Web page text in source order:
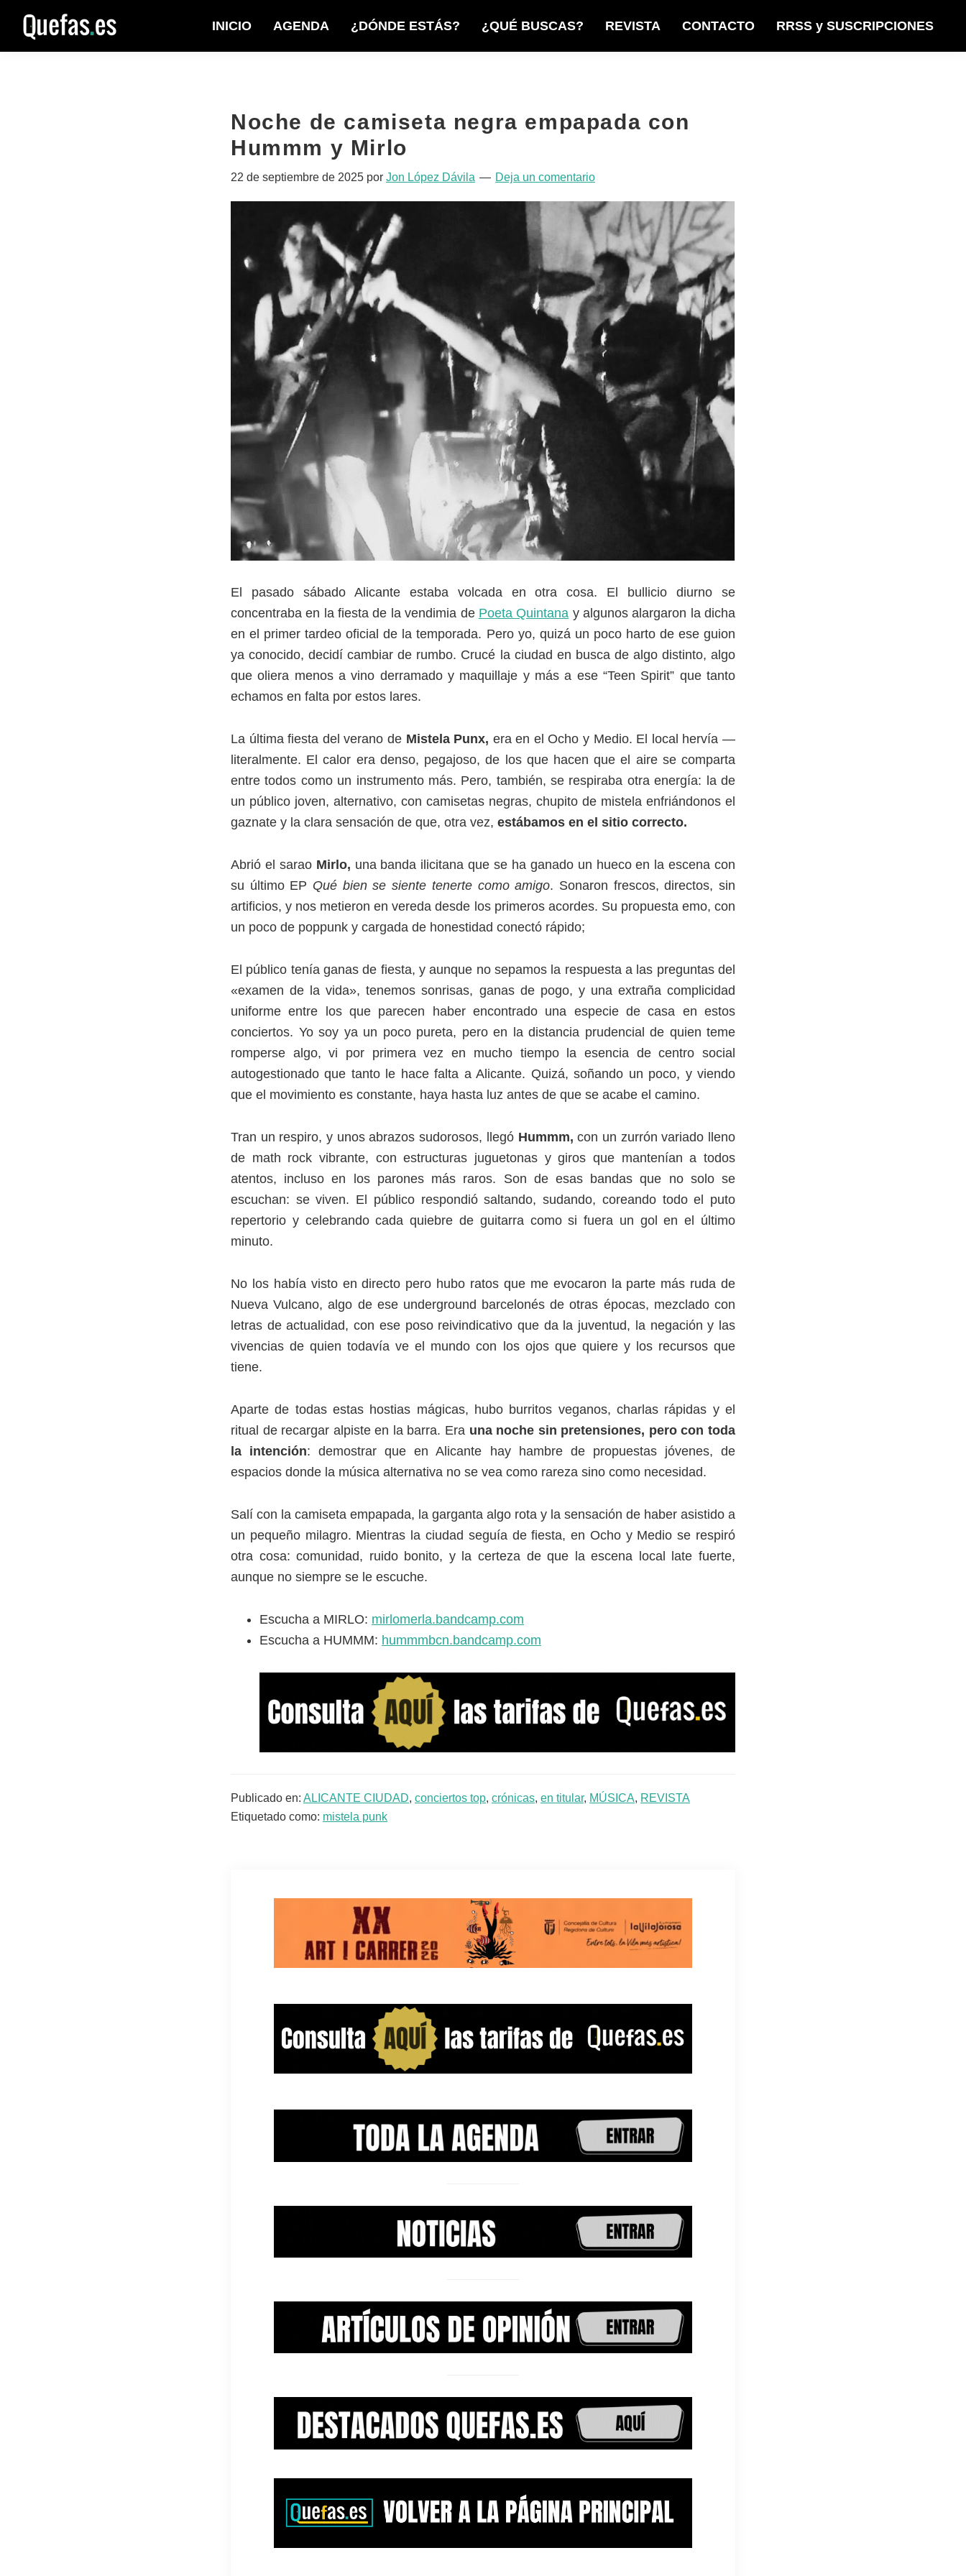
la
contenido
Quefas
INICIO AGENDA ¿DÓNDE ESTÁS? ¿QUÉ BUSCAS? REVISTA CONTACTO RRSS y SUSCRIPCIONES
Noche de camiseta negra empapada con
Hummm y Mirlo
22 de septiembre de 2025 por Jon López Dávila Deja un comentario
El pasado sábado Alicante estaba volcada en otra cosa. El bullicio diurno se
concentraba en la fiesta de la vendimia de Poeta Quintana y algunos alargaron la dicha
en el primer tardeo oficial de la temporada. Pero yo, quizá un poco harto de ese guion
ya conocido, decidí cambiar de rumbo. Crucé la ciudad en busca de algo distinto, algo
que oliera menos a vino derramado y maquillaje y más a ese “Teen Spirit” que tanto
echamos en falta por estos lares.
La última fiesta del verano de Mistela Punx, era en el Ocho y Medio. El local hervía —
literalmente. El calor era denso, pegajoso, de los que hacen que el aire se comparta
entre todos como un instrumento más. Pero, también, se respiraba otra energía: la de
un público joven, alternativo, con camisetas negras, chupito de mistela enfriándonos el
gaznate y la clara sensación de que, otra vez, estábamos en el sitio correcto.
Abrió el sarao Mirlo, una banda ilicitana que se ha ganado un hueco en la escena con
su último EP Qué bien se siente tenerte como amigo. Sonaron frescos, directos, sin
artificios, y nos metieron en vereda desde los primeros acordes. Su propuesta emo, con
un poco de poppunk y cargada de honestidad conectó rápido;
El público tenía ganas de fiesta, y aunque no sepamos la respuesta a las preguntas del
«examen de la vida», tenemos sonrisas, ganas de pogo, y una extraña complicidad
uniforme entre los que parecen haber encontrado una especie de casa en estos
conciertos. Yo soy ya un poco pureta, pero en la distancia prudencial de quien teme
romperse algo, vi por primera vez en mucho tiempo la esencia de centro social
autogestionado que tanto le hace falta a Alicante. Quizá, soñando un poco, y viendo
que el movimiento es constante, haya hasta luz antes de que se acabe el camino.
Tran un respiro, y unos abrazos sudorosos, llegó Hummm, con un zurrón variado lleno
de math rock vibrante, con estructuras juguetonas y giros que mantenían a todos
atentos, incluso en los parones más raros. Son de esas bandas que no solo se
escuchan: se viven. El público respondió saltando, sudando, coreando todo el puto
repertorio y celebrando cada quiebre de guitarra como si fuera un gol en el último
minuto.
No los había visto en directo pero hubo ratos que me evocaron la parte más ruda de
Nueva Vulcano, algo de ese underground barcelonés de otras épocas, mezclado con
letras de actualidad, con ese poso reivindicativo que da la juventud, la negación y las
vivencias de quien todavía ve el mundo con los ojos que quiere y los recursos que
tiene.
Aparte de todas estas hostias mágicas, hubo burritos veganos, charlas rápidas y el
ritual de recargar alpiste en la barra. Era una noche sin pretensiones, pero con toda
la intención: demostrar que en Alicante hay hambre de propuestas jóvenes, de
espacios donde la música alternativa no se vea como rareza sino como necesidad.
Salí con la camiseta empapada, la garganta algo rota y la sensación de haber asistido a
un pequeño milagro. Mientras la ciudad seguía de fiesta, en Ocho y Medio se respiró
otra cosa: comunidad, ruido bonito, y la certeza de que la escena local late fuerte,
aunque no siempre se le escuche.
Escucha a MIRLO: mirlomerla.bandcamp.com
Escucha a HUMMM: hummmbcn.bandcamp.com
Publicado en: ALICANTE CIUDAD, conciertos top, crónicas, en titular, MÚSICA, REVISTA
Etiquetado como: mistela punk